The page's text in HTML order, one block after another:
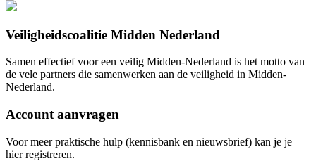
Veiligheidscoalitie Midden Nederland
Samen effectief voor een veilig Midden-Nederland is het motto van
de vele partners die samenwerken aan de veiligheid in Midden-
Nederland.
Account aanvragen
Voor meer praktische hulp (kennisbank en nieuwsbrief) kan je je
hier registreren.